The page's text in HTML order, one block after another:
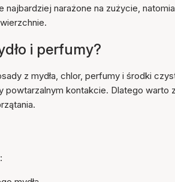
narażone na zużycie,
i perfumy?
z mydła, chlor, perfumy i środki
powtarzalnym kontakcie. Dlatego